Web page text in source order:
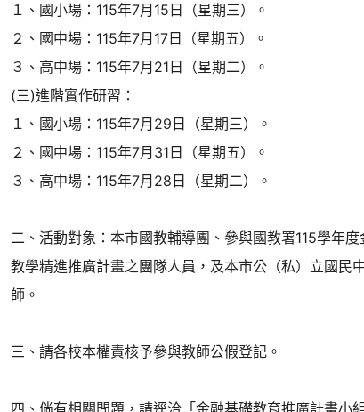
１、國小場：115年7月15日（星期三）。
２、國中場：115年7月17日（星期五）。
３、高中場：115年7月21日（星期二）。
(三)進階實作研習：
１、國小場：115年7月29日（星期三）。
２、國中場：115年7月31日（星期五）。
３、高中場：115年7月28日（星期二）。
二、活動對象：本市國教輔導團、參與國教署115學年
教學精進推廣計畫之團隊人員，及本市公（私）立國民
師。
三、請各校本權責核予參與教師公假登記。
四、倘有相關問題，請逕洽「金融基礎教育推廣計畫小